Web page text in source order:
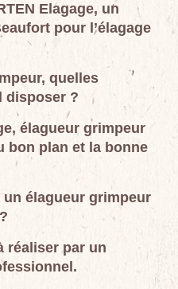
Elagage, un
pour l’élagage
quelles
?
élagueur grimpeur
bon plan et la bonne
élagueur grimpeur
réaliser par un